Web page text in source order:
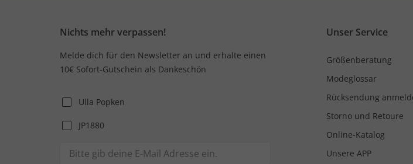
Nichts mehr verpassen!
Melde dich für den Newsletter an und erhalte einen
10€ Sofort-Gutschein als Dankeschön
Ulla Popken
JP1880
Unser Service
Größenberatung
Modeglossar
Rücksendung
Storno und Retoure
Online-Katalog
Unsere APP